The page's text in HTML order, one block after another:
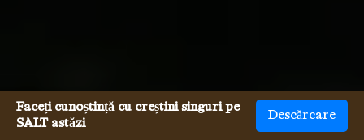
Faceți cunoștință cu creștini singuri pe
SALT astăzi
Descărcare